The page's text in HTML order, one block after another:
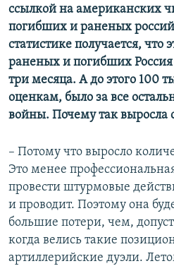
ссылкой на американских
погибших и раненых
статистике получается, что
раненых и погибших Россия
три месяца. А до этого 100
оценкам, было за все
войны. Почему так выросла
– Потому что выросло
Это менее
провести штурмовые
и проводит. Поэтому она
большие потери, чем,
когда велись такие
артиллерийские дуэли.